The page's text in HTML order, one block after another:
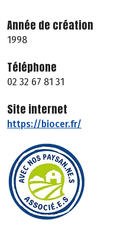
Année de création
1998
Téléphone
02 32 67 81 31
Site internet
https://biocer.fr/